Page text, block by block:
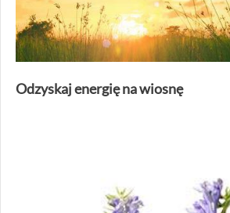
Odzyskaj energię na wiosnę